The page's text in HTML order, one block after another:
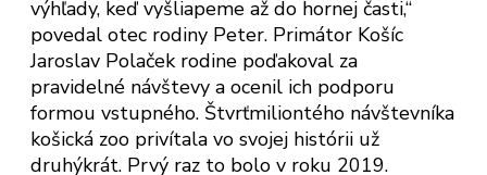
výhľady, keď vyšliapeme až do hornej časti,“
povedal otec rodiny Peter. Primátor Košíc
Jaroslav Polaček rodine poďakoval za
pravidelné návštevy a ocenil ich podporu
formou vstupného. Štvrťmiliontého návštevníka
košická zoo privítala vo svojej histórii už
druhýkrát. Prvý raz to bolo v roku 2019.